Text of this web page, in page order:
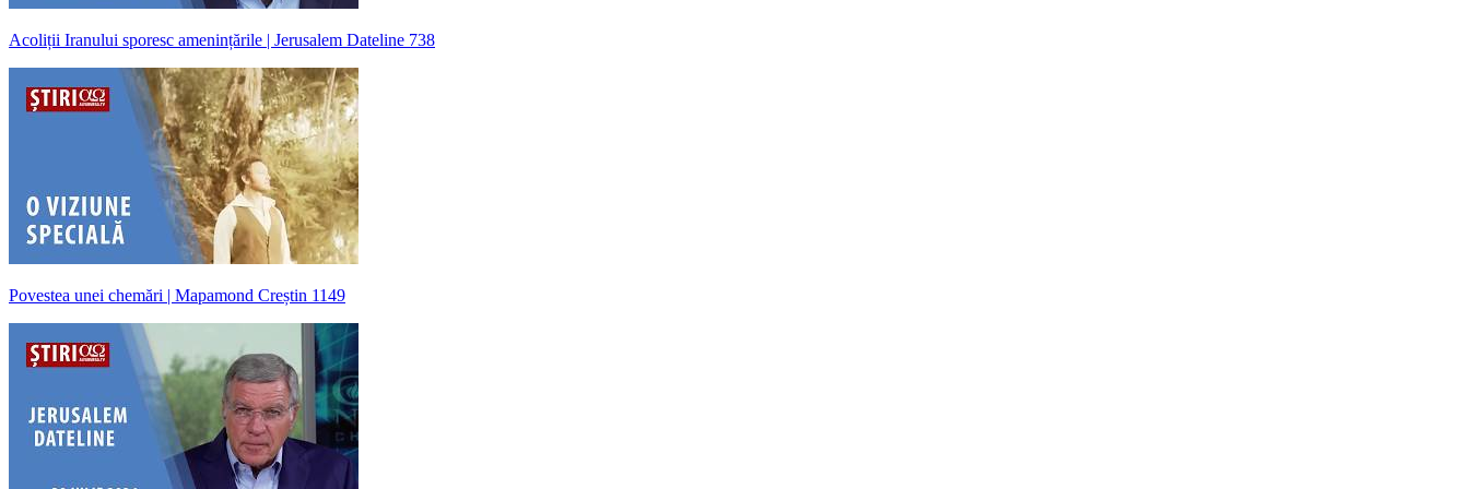
Acoliții Iranului sporesc amenințările | Jerusalem Dateline 738
Povestea unei chemări | Mapamond Creștin 1149